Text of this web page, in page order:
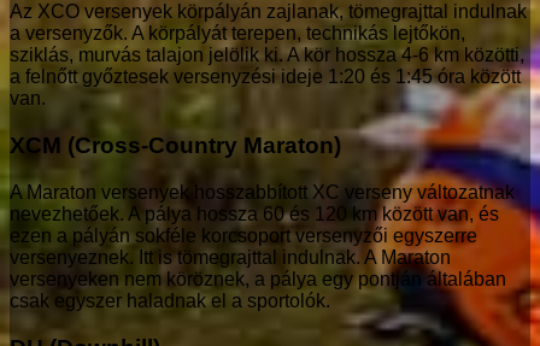
Az XCO versenyek körpályán zajlanak, tömegrajttal indulnak
a versenyzők. A körpályát terepen, technikás lejtőkön,
sziklás, murvás talajon jelölik ki. A kör hossza 4-6 km közötti,
a felnőtt győztesek versenyzési ideje 1:20 és 1:45 óra között
van.
XCM (Cross-Country Maraton)
A Maraton versenyek hosszabbított XC verseny változatnak
nevezhetőek. A pálya hossza 60 és 120 km között van, és
ezen a pályán sokféle korcsoport versenyzői egyszerre
versenyeznek. Itt is tömegrajttal indulnak. A Maraton
versenyeken nem köröznek, a pálya egy pontján általában
csak egyszer haladnak el a sportolók.